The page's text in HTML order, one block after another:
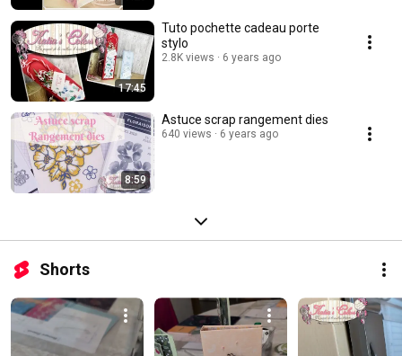
17:45
Tuto pochette cadeau porte
stylo
2.8K views 6 years ago
8:59
Astuce scrap rangement dies
640 views 6 years ago
Shorts